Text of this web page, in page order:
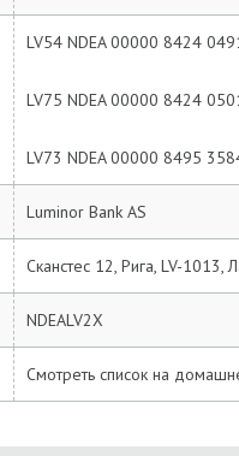
LV54 NDEA 00000 8424
LV75 NDEA 00000 8424
LV73 NDEA 00000 8495
Luminor Bank AS
Сканстес 12, Рига, LV-1013,
NDEALV2X
Смотреть список на